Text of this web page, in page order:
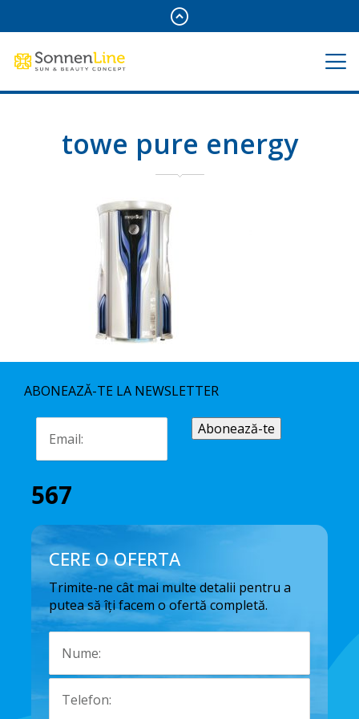
towe pure energy
ABONEAZĂ-TE LA NEWSLETTER
567
CERE O OFERTA
Trimite-ne cât mai multe detalii pentru a
putea să îți facem o ofertă completă.